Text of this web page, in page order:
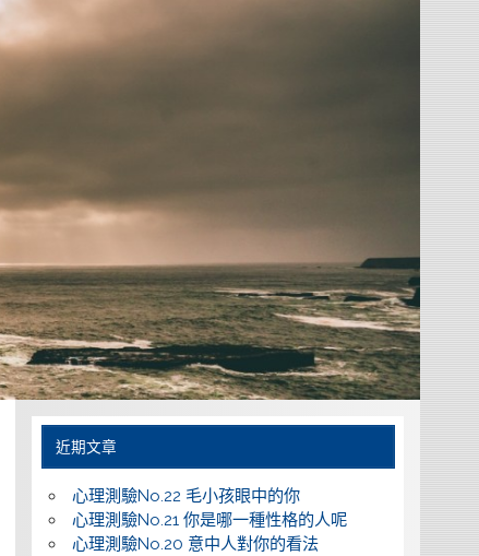
近期文章
心理測驗No.22 毛小孩眼中的你
心理測驗No.21 你是哪一種性格的人呢
心理測驗No.20 意中人對你的看法